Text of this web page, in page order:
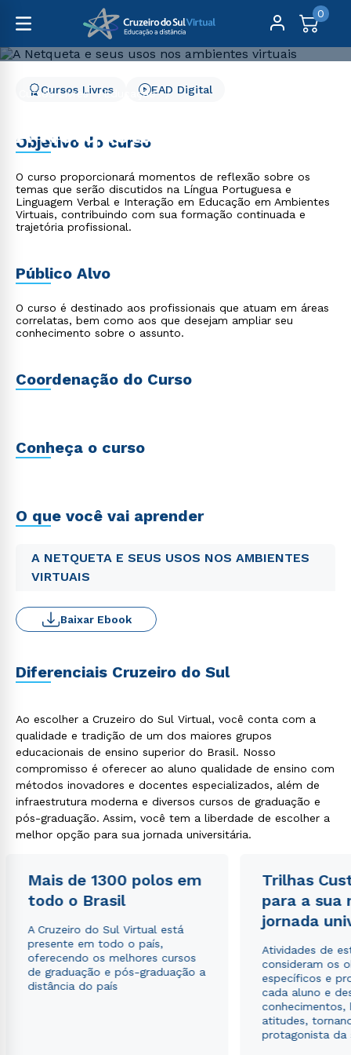
0
Cursos Livres
Educação
A Netqueta e seus usos
nos ambientes virtuais
Cursos Livres EAD Digital
Objetivo do curso
O curso proporcionará momentos de reflexão sobre os
temas que serão discutidos na Língua Portuguesa e
Linguagem Verbal e Interação em Educação em Ambientes
Virtuais, contribuindo com sua formação continuada e
trajetória profissional.
Público Alvo
O curso é destinado aos profissionais que atuam em áreas
correlatas, bem como aos que desejam ampliar seu
conhecimento sobre o assunto.
Coordenação do Curso
Conheça o curso
O que você vai aprender
A NETQUETA E SEUS USOS NOS AMBIENTES
VIRTUAIS
Baixar Ebook
Diferenciais Cruzeiro do Sul
Ao escolher a Cruzeiro do Sul Virtual, você conta com a
qualidade e tradição de um dos maiores grupos
educacionais de ensino superior do Brasil. Nosso
compromisso é oferecer ao aluno qualidade de ensino com
métodos inovadores e docentes especializados, além de
infraestrutura moderna e diversos cursos de graduação e
pós-graduação. Assim, você tem a liberdade de escolher a
melhor opção para sua jornada universitária.
Mais de 1300 polos em
todo o Brasil
A Cruzeiro do Sul Virtual está
presente em todo o país,
oferecendo os melhores cursos
de graduação e pós-graduação a
distância do país
Trilhas
para a sua
jornada
Atividades de
consideram os
específicos e
cada aluno e
conhecimentos,
atitudes,
protagonista da